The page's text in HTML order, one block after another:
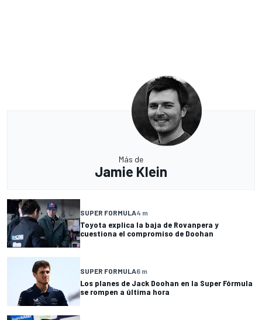
Más de
Jamie Klein
SUPER FORMULA4 m
Toyota explica la baja de Rovanpera y
cuestiona el compromiso de Doohan
SUPER FORMULA6 m
Los planes de Jack Doohan en la Super Fórmula
se rompen a última hora